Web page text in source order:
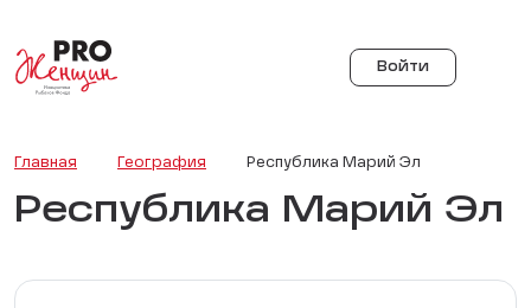
Войти
Главная География Республика Марий Эл
Республика Марий Эл